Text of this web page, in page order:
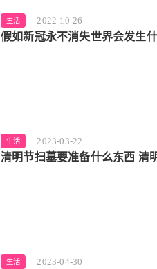
生活 2022-10-26
假如新冠永不消失世界会发生
生活 2023-03-22
清明节扫墓要准备什么东西 清
生活 2023-04-30